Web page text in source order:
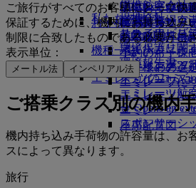
提携航空会社
空港駐車場空
external link in
プレミアム・
エコノミーク
お飲み物
機種一覧
ボーイング777
エミレーツ
エミレーツ
エミレーツ・
座席配置図
エミレーツ免
エミレーツ・
子供および幼
お子様の楽しみ
お子様向け機
小さいお子様
お子様のアク
tab
私たちの地球
サステナビリ
環境保護に関
環境報告書
エミレーツのコミュ
エミレーツ航
金 Opens an
スポンサーシ
Opens an
提携会社
スカイワーズ
マイルカリキ
エミレーツ・
スカイワーズ+
エミレーツの
特別支援サー
エミレーツの
ツールとリソ
モバイルと
予約のキャン
フライトの遅
エミレーツに
ご旅行がすべてのお客様にとって快
保証するために、機内にお持ち込み
制限に合致したものである必要がご
表示単位：
メートル法 インペリアル法
ご搭乗クラス別の機内
機内持ち込み手荷物の許容量は、お
スによって異なります。
旅行